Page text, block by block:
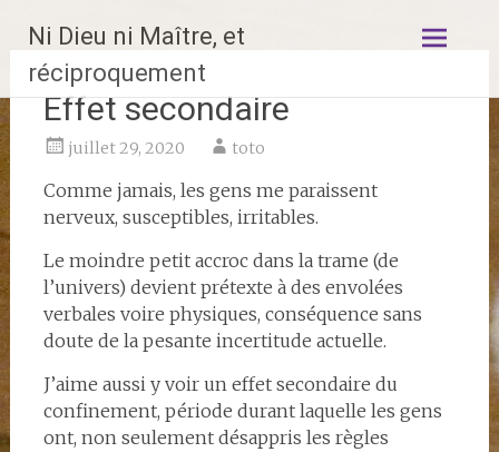
contenu
principal
Ni Dieu ni Maître, et
réciproquement
Effet secondaire
juillet 29, 2020 toto
Comme jamais, les gens me paraissent
nerveux, susceptibles, irritables.
Le moindre petit accroc dans la trame (de
l’univers) devient prétexte à des envolées
verbales voire physiques, conséquence sans
doute de la pesante incertitude actuelle.
J’aime aussi y voir un effet secondaire du
confinement, période durant laquelle les gens
ont, non seulement désappris les règles